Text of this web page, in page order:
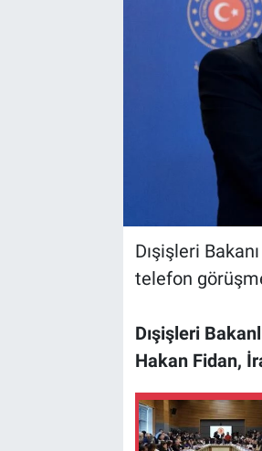
Dışişleri
telefon
Dışişleri
Hakan Fidan,